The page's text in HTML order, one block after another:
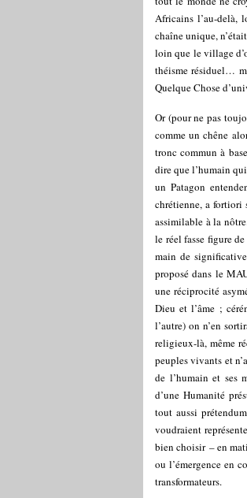
Africains l’au-delà,
chaîne unique,
loin que le village
théisme résiduel…
Quelque Chose
Or (pour ne pas
comme un chêne
tronc commun à
dire que l’humain
un Patagon
chrétienne, a fortiori
assimilable à la
le réel fasse figure
main de
proposé dans le
une réciprocité
Dieu et l’âme ;
l’autre) on n’en
religieux-là, même
peuples vivants et
de l’humain et ses
d’une Humanité
tout aussi
voudraient
bien choisir – en
ou l’émergence en
transformateurs.